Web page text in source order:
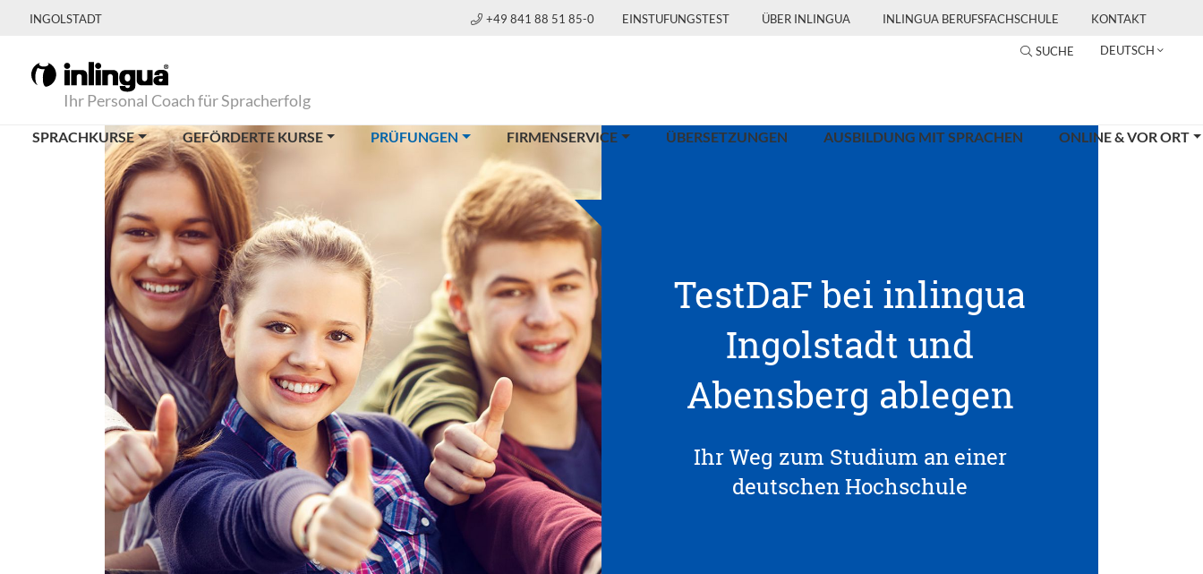
INGOLSTADT +49 841 88 51 85-0 EINSTUFUNGSTEST ÜBER INLINGUA INLINGUA BERUFSFACHSCHULE KONTAKT
SUCHE DEUTSCH
Ihr Personal Coach für Spracherfolg
SPRACHKURSE GEFÖRDERTE KURSE PRÜFUNGEN (CURRENT)FIRMENSERVICE ÜBERSETZUNGEN AUSBILDUNG MIT SPRACHEN ONLINE & VOR ORT
TestDaF bei inlingua
Ingolstadt und
Abensberg ablegen
Ihr Weg zum Studium an einer
deutschen Hochschule